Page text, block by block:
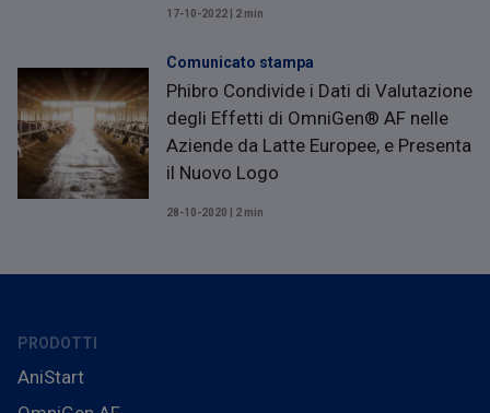
17-10-2022 | 2 min
Comunicato stampa
Phibro Condivide i Dati di Valutazione
degli Effetti di OmniGen® AF nelle
Aziende da Latte Europee, e Presenta
il Nuovo Logo
28-10-2020 | 2 min
PRODOTTI
AniStart